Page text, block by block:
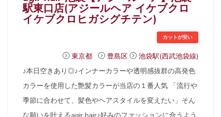
駅東口店(アジールヘア イケブクロ
イケブクロヒガシグチテン)
カットが安い
東京都 豊島区
池袋駅(西武池袋線)
♪本日空きあり◎♪インナーカラーや透明感抜群の高発色
カラーを使用した艶髪カラーが当店の１番人気 「流行や
季節に合わせて、髪色やヘアスタイルを変えたい」そん